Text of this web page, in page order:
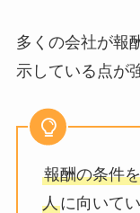
多くの会社が報
示している点が
報酬の条件
人に向いてい